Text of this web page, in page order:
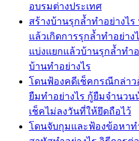
อบรมต่างประเทศ
สร้างบ้านรุกล้ำทำอย่างไ
แล้วเกิดการรุกล้ำทำอย่า
แบ่งแยกแล้วบ้านรุกล้ำทำ
บ้านทำอย่างไร
โดนฟ้องคดีเช็คกรณีกล่าว
ยืมทำอย่างไร กู้ยืมจำนว
เช็คไม่ลงวันที่ให้ยึดถือไว้
โดนจับกุมและฟ้องข้อหาท